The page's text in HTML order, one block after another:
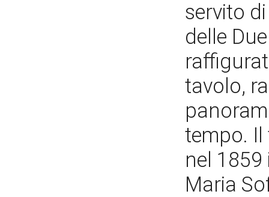
servito
delle
tavolo,
tempo.
nel
Maria